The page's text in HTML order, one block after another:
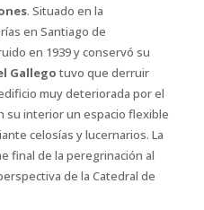
. Situado en la
en Santiago de
en 1939 y conservó su
Gallego tuvo que derruir
muy deteriorada por el
su interior un espacio flexible
celosías y lucernarios. La
final de la peregrinación al
de la Catedral de